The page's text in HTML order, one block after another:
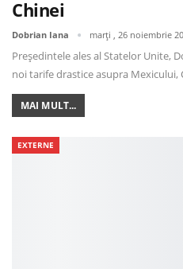
Chinei
Dobrian Iana marți , 26 noiembrie
Președintele ales al Statelor Unite,
noi tarife drastice asupra Mexicului,
MAI MULT...
EXTERNE